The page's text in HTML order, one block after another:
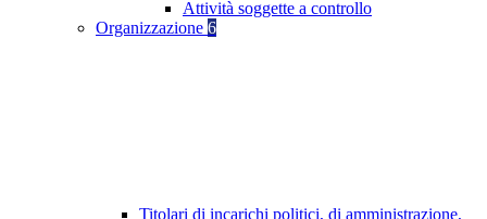
Attività soggette a controllo
Organizzazione 6
Titolari di incarichi politici, di amministrazione,